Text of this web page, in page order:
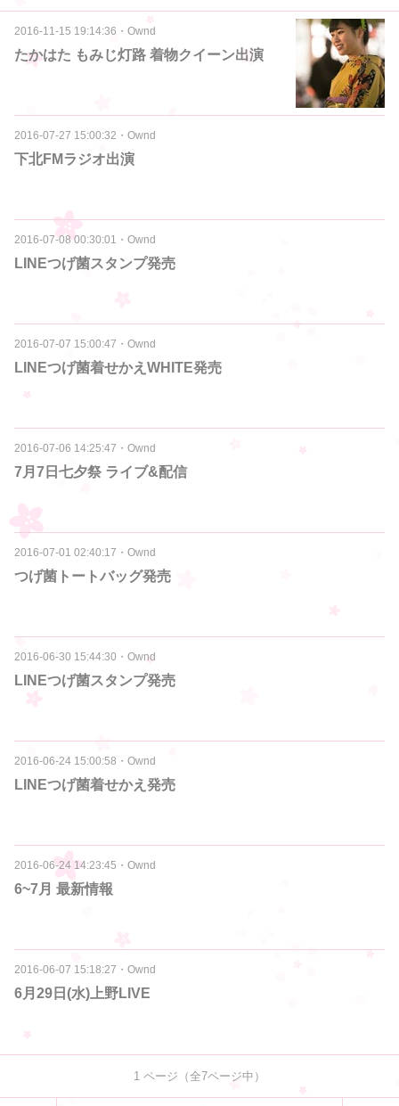
2016-11-15 19:14:36 ・ Ownd
たかはた もみじ灯路 着物クイーン出演
2016-07-27 15:00:32 ・ Ownd
下北FMラジオ出演
2016-07-08 00:30:01 ・ Ownd
LINEつげ菌スタンプ発売
2016-07-07 15:00:47 ・ Ownd
LINEつげ菌着せかえWHITE発売
2016-07-06 14:25:47 ・ Ownd
7月7日七夕祭 ライブ&配信
2016-07-01 02:40:17 ・ Ownd
つげ菌トートバッグ発売
2016-06-30 15:44:30 ・ Ownd
LINEつげ菌スタンプ発売
2016-06-24 15:00:58 ・ Ownd
LINEつげ菌着せかえ発売
2016-06-24 14:23:45 ・ Ownd
6~7月 最新情報
2016-06-07 15:18:27 ・ Ownd
6月29日(水)上野LIVE
1 ページ（全7ページ中）